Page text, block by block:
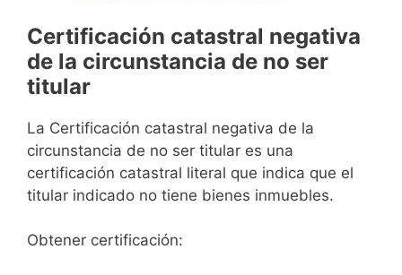
Certificación catastral negativa
de la circunstancia de no ser
titular
La Certificación catastral negativa de la
circunstancia de no ser titular es una
certificación catastral literal que indica que el
titular indicado no tiene bienes inmuebles.
Obtener certificación: